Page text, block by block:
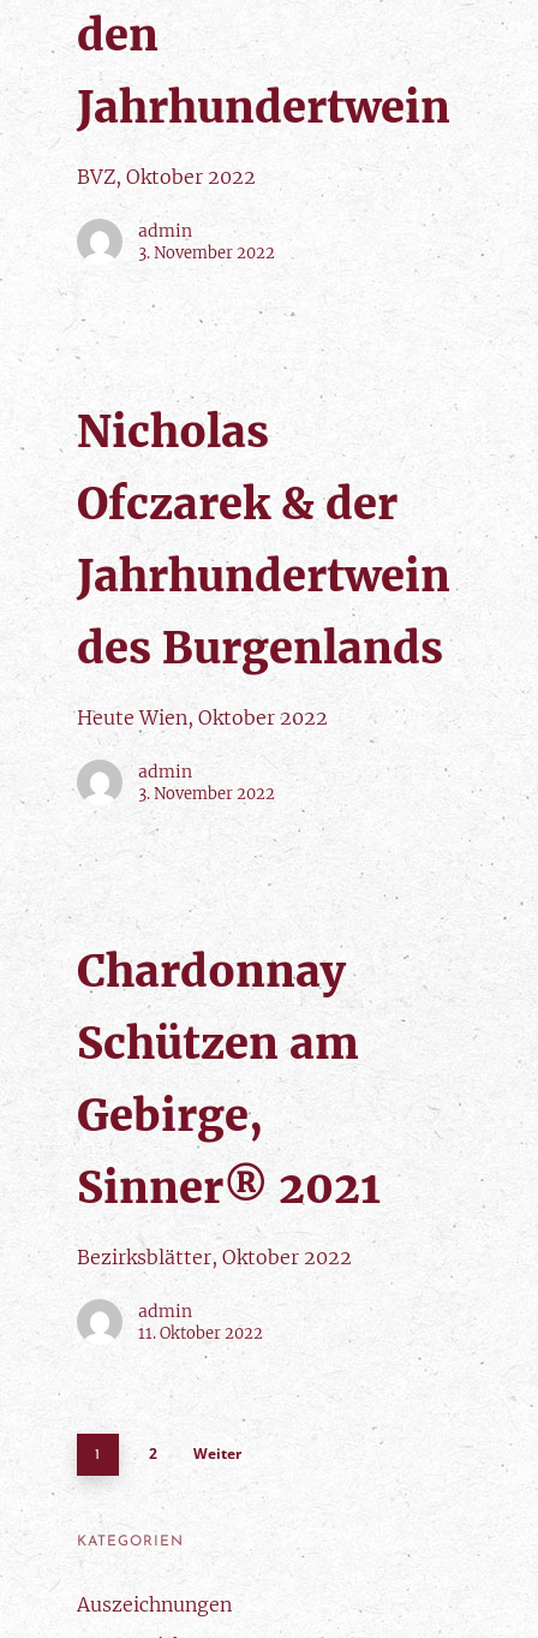
den
Jahrhundertwein
BVZ, Oktober 2022
admin
3. November 2022
Nicholas
Ofczarek & der
Jahrhundertwein
des Burgenlands
Heute Wien, Oktober 2022
admin
3. November 2022
Chardonnay
Schützen am
Gebirge,
Sinner® 2021
Bezirksblätter, Oktober 2022
admin
11. Oktober 2022
1 2 Weiter
KATEGORIEN
Auszeichnungen